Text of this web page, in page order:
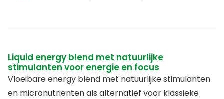
Liquid energy blend met natuurlijke
stimulanten voor energie en focus
Vloeibare energy blend met natuurlijke stimulanten
en micronutriënten als alternatief voor klassieke